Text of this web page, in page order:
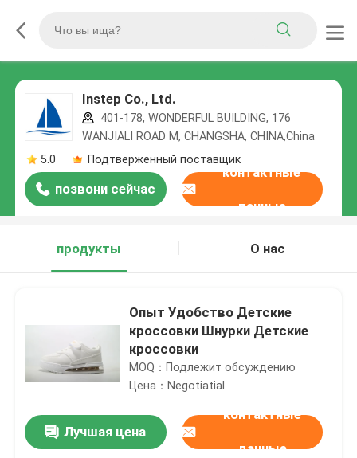
Instep Co., Ltd.
401-178, WONDERFUL BUILDING, 176
WANJIALI ROAD M, CHANGSHA, CHINA,China
5.0
Подтверженный поставщик
позвони сейчас
контактные
данные
продукты О нас
Опыт Удобство Детские
кроссовки Шнурки Детские
кроссовки
MOQ：Подлежит обсуждению
Цена：Negotiatial
Лучшая цена
контактные
данные